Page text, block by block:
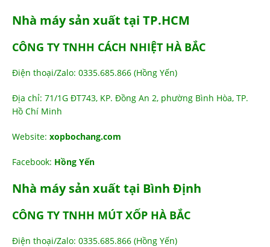
Nhà máy sản xuất tại TP.HCM
CÔNG TY TNHH CÁCH NHIỆT HÀ BẮC
Điện thoại/Zalo: 0335.685.866 (Hồng Yến)
Địa chỉ: 71/1G ĐT743, KP. Đồng An 2, phường Bình Hòa, TP.
Hồ Chí Minh
Website: xopbochang.com
Facebook: Hồng Yến
Nhà máy sản xuất tại Bình Định
CÔNG TY TNHH MÚT XỐP HÀ BẮC
Điện thoại/Zalo: 0335.685.866 (Hồng Yến)